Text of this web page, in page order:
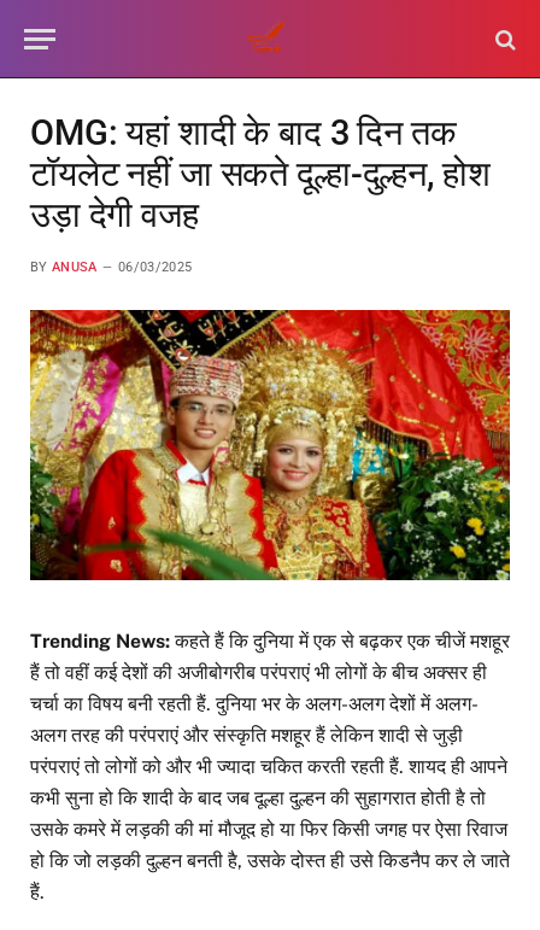
OMG: यहां शादी के बाद 3 दिन तक
टॉयलेट नहीं जा सकते दूल्हा-दुल्हन, होश
उड़ा देगी वजह
BY ANUSA 06/03/2025
Trending News:कहते हैं कि दुनिया में एक से बढ़कर एक चीजें मशहूर
हैं तो वहीं कई देशों की अजीबोगरीब परंपराएं भी लोगों के बीच अक्सर ही
चर्चा का विषय बनी रहती हैं. दुनिया भर के अलग-अलग देशों में अलग-
अलग तरह की परंपराएं और संस्कृति मशहूर हैं लेकिन शादी से जुड़ी
परंपराएं तो लोगों को और भी ज्यादा चकित करती रहती हैं. शायद ही आपने
कभी सुना हो कि शादी के बाद जब दूल्हा दुल्हन की सुहागरात होती है तो
उसके कमरे में लड़की की मां मौजूद हो या फिर किसी जगह पर ऐसा रिवाज
हो कि जो लड़की दुल्हन बनती है, उसके दोस्त ही उसे किडनैप कर ले जाते
हैं.